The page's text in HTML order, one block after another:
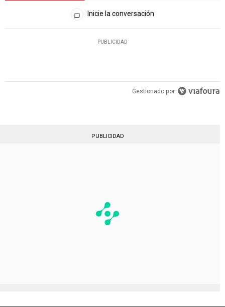
Todos los comentarios
Inicie la conversación
PUBLICIDAD
Gestionado por
PUBLICIDAD